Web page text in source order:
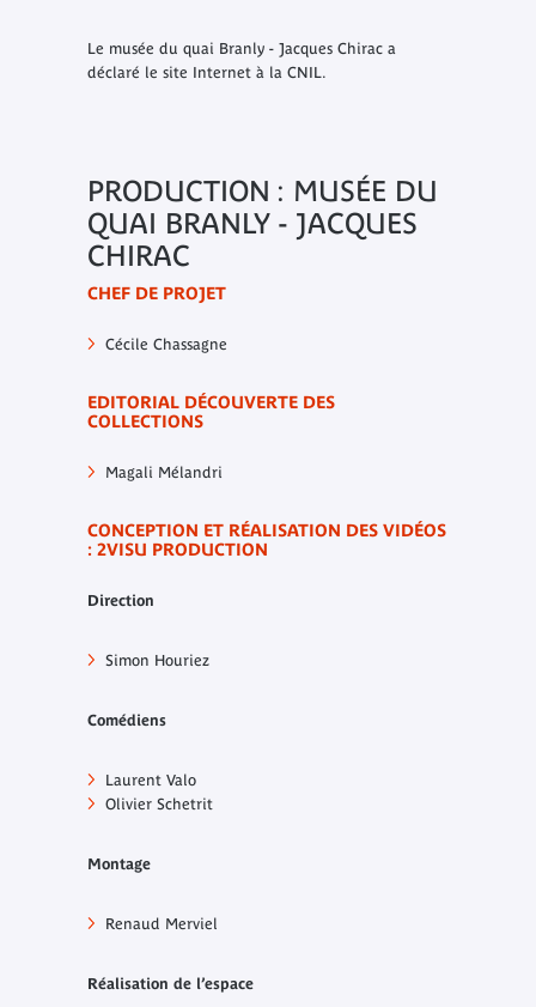
Le musée du quai Branly - Jacques Chirac a
déclaré le site Internet à la CNIL.
PRODUCTION : MUSÉE DU
QUAI BRANLY - JACQUES
CHIRAC
CHEF DE PROJET
Cécile Chassagne
EDITORIAL DÉCOUVERTE DES
COLLECTIONS
Magali Mélandri
CONCEPTION ET RÉALISATION DES VIDÉOS
: 2VISU PRODUCTION
Direction
Simon Houriez
Comédiens
Laurent Valo
Olivier Schetrit
Montage
Renaud Merviel
Réalisation de l’espace